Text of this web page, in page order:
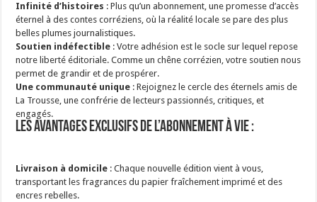
Infinité d’histoires : Plus qu’un abonnement, une promesse d’accès
éternel à des contes corréziens, où la réalité locale se pare des plus
belles plumes journalistiques.
Soutien indéfectible : Votre adhésion est le socle sur lequel repose
notre liberté éditoriale. Comme un chêne corrézien, votre soutien nous
permet de grandir et de prospérer.
Une communauté unique : Rejoignez le cercle des éternels amis de
La Trousse, une confrérie de lecteurs passionnés, critiques, et
engagés.
Les avantages exclusifs de l’abonnement à vie :
Livraison à domicile : Chaque nouvelle édition vient à vous,
transportant les fragrances du papier fraîchement imprimé et des
encres rebelles.